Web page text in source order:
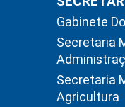
Gabinete
Secretaria
Secretaria
Agricultura